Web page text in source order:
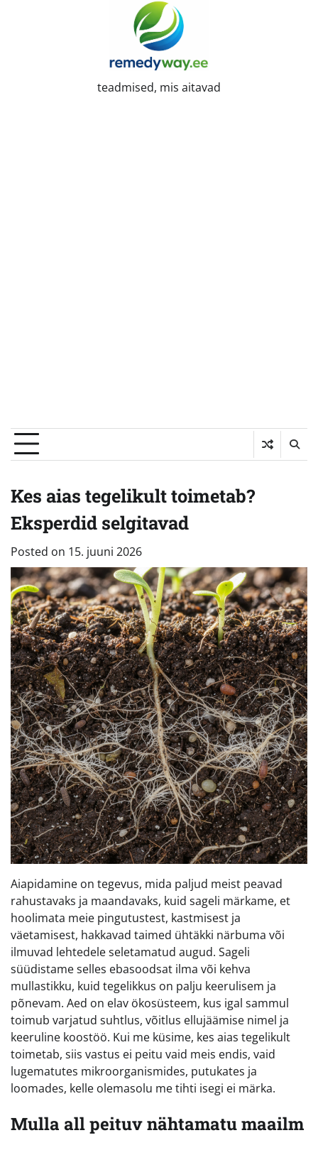
teadmised, mis aitavad
Kes aias tegelikult toimetab?
Eksperdid selgitavad
Posted on 15. juuni 2026
Aiapidamine on tegevus, mida paljud meist peavad
rahustavaks ja maandavaks, kuid sageli märkame, et
hoolimata meie pingutustest, kastmisest ja
väetamisest, hakkavad taimed ühtäkki närbuma või
ilmuvad lehtedele seletamatud augud. Sageli
süüdistame selles ebasoodsat ilma või kehva
mullastikku, kuid tegelikkus on palju keerulisem ja
põnevam. Aed on elav ökosüsteem, kus igal sammul
toimub varjatud suhtlus, võitlus ellujäämise nimel ja
keeruline koostöö. Kui me küsime, kes aias tegelikult
toimetab, siis vastus ei peitu vaid meis endis, vaid
lugematutes mikroorganismides, putukates ja
loomades, kelle olemasolu me tihti isegi ei märka.
Mulla all peituv nähtamatu maailm